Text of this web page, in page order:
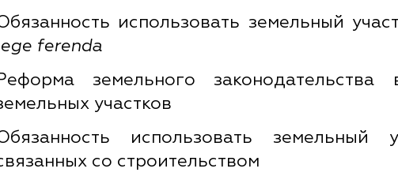
использовать земельный
ferenda
земельного законодательства
участков
использовать
со строительством